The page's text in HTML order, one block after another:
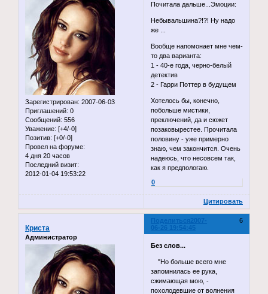
Зарегистрирован: 2007-06-03
Приглашений: 0
Сообщений: 556
Уважение: [+4/-0]
Позитив: [+0/-0]
Провел на форуме:
4 дня 20 часов
Последний визит:
2012-01-04 19:53:22
Почитала дальше...Эмоции:
Небывальшина?!?! Ну надо
же ...
Вообще напомонает мне чем-
то два варианта:
1 - 40-е года, черно-белый
детектив
2 - Гарри Поттер в будущем
Хотелось бы, конечно,
побольше мистики,
преключений, да и сюжет
позаковырестее. Прочитала
половину - уже примерно
знаю, чем закончится. Очень
надеюсь, что несовсем так,
как я предпологаю.
0
Цитировать
Поделиться 6
2007-
06-26 19:54:45
Криста
Администратор
Без слов...
"Но больше всего мне
запомнилась ее рука,
сжимающая мою, -
похолодевшие от волнения